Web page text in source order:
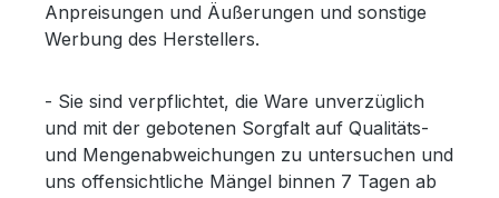
Anpreisungen und Äußerungen und sonstige
Werbung des Herstellers.
- Sie sind verpflichtet, die Ware unverzüglich
und mit der gebotenen Sorgfalt auf Qualitäts-
und Mengenabweichungen zu untersuchen und
uns offensichtliche Mängel binnen 7 Tagen ab